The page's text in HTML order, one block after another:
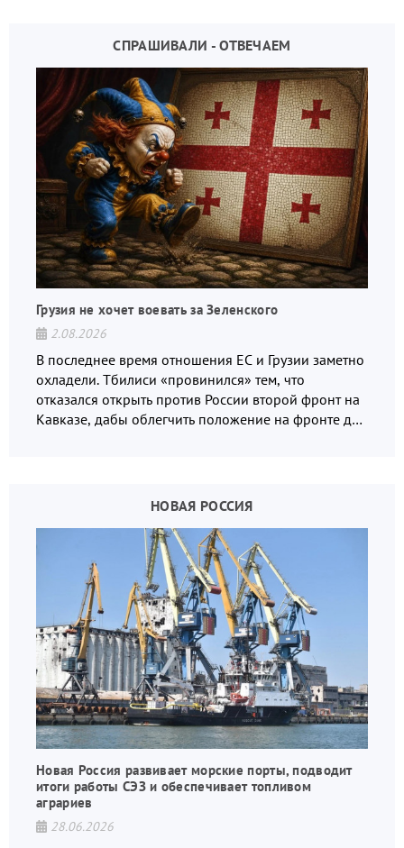
СПРАШИВАЛИ - ОТВЕЧАЕМ
Грузия не хочет воевать за Зеленского
2.08.2026
В последнее время отношения ЕС и Грузии заметно
охладели. Тбилиси «провинился» тем, что
отказался открыть против России второй фронт на
Кавказе, дабы облегчить положение на фронте для
НОВАЯ РОССИЯ
Новая Россия развивает морские порты, подводит
итоги работы СЭЗ и обеспечивает топливом
аграриев
28.06.2026